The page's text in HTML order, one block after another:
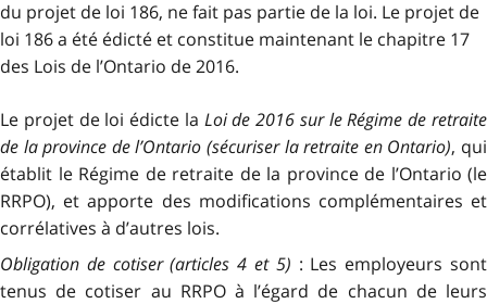
du projet de loi 186, ne fait pas partie de la loi. Le projet de
loi 186 a été édicté et constitue maintenant le chapitre 17
des Lois de l’Ontario de 2016.
Le projet de loi édicte la Loi de 2016 sur le Régime de retraite
de la province de l’Ontario (sécuriser la retraite en Ontario), qui
établit le Régime de retraite de la province de l’Ontario (le
RRPO), et apporte des modifications complémentaires et
corrélatives à d’autres lois.
Obligation de cotiser (articles 4 et 5) : Les employeurs sont
tenus de cotiser au RRPO à l’égard de chacun de leurs